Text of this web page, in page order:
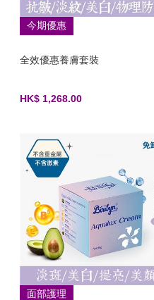
今期優惠
全效優惠養膚套裝
HK$ 1,268.00
面部護理